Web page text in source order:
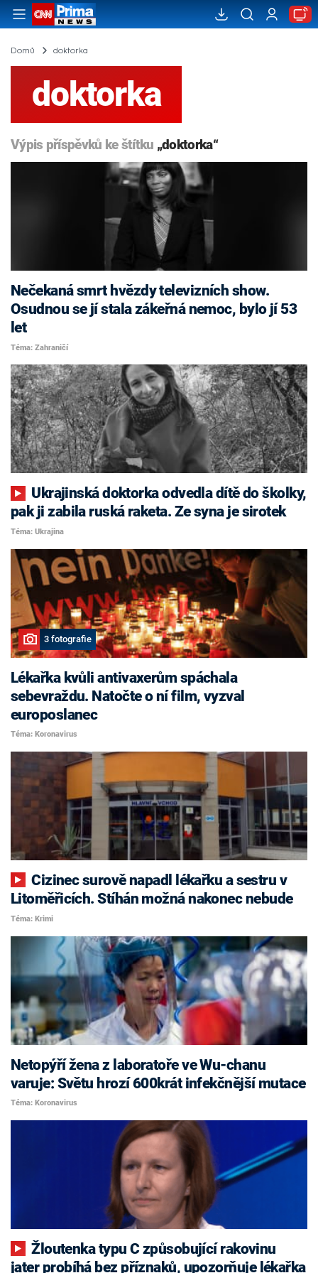
Domů doktorka
doktorka
Výpis příspěvků ke štítku „doktorka“
Nečekaná smrt hvězdy televizních show.
Osudnou se jí stala zákeřná nemoc, bylo jí 53
let
Téma: Zahraničí
pak ji zabila ruská raketa. Ze syna je sirotek
Téma: Ukrajina
3 fotografie
Lékařka kvůli antivaxerům spáchala
sebevraždu. Natočte o ní film, vyzval
europoslanec
Téma: Koronavirus
Cizinec surově napadl lékařku a sestru v
Litoměřicích. Stíhán možná nakonec nebude
Téma: Krimi
Netopýří žena z laboratoře ve Wu-chanu
varuje: Světu hrozí 600krát infekčnější mutace
Téma: Koronavirus
Žloutenka typu C způsobující rakovinu
jater probíhá bez příznaků, upozorňuje lékařka